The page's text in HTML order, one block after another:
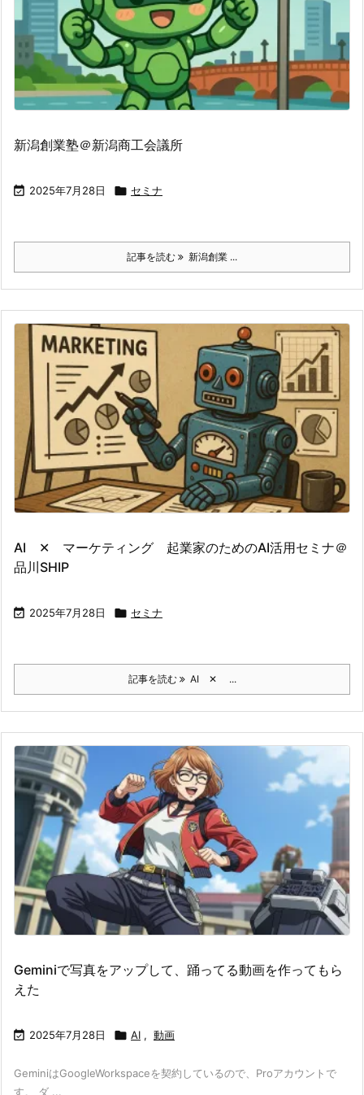
新潟創業塾＠新潟商工会議所
 2025年7月28日  セミナ
記事を読む 新潟創業 ...
AI ✕ マーケティング 起業家のためのAI活用セミナ＠
品川SHIP
 2025年7月28日  セミナ
記事を読む AI ✕ ...
Geminiで写真をアップして、踊ってる動画を作ってもら
えた
 2025年7月28日  AI , 動画
GeminiはGoogleWorkspaceを契約しているので、Proアカウントで
す。 ダ ...